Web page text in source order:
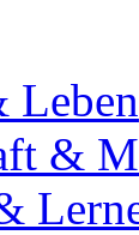
Leben
&